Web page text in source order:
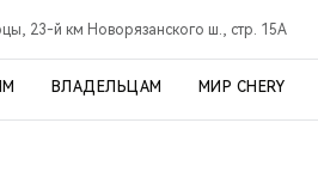
23-й км Новорязанского ш., стр. 15А
ВЛАДЕЛЬЦАМ МИР CHERY